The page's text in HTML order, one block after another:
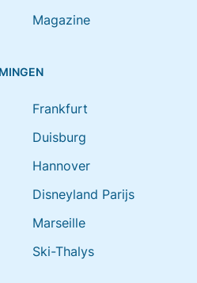
Magazine
Frankfurt
Duisburg
Hannover
Disneyland Parijs
Marseille
Ski-Thalys